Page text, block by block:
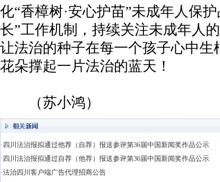
化“香樟树·安心护苗”未成年人保
长”工作机制，持续关注未成年人
让法治的种子在每一个孩子心中
花朵撑起一片法治的蓝天！
（苏小鸿）
·四川法治报拟通过他荐（自荐）报送参评第36届中国新闻奖作品公示
·四川法治报拟通过自荐（他荐）报送参评第36届中国新闻奖作品公示
·法治四川客户端广告代理招商公告